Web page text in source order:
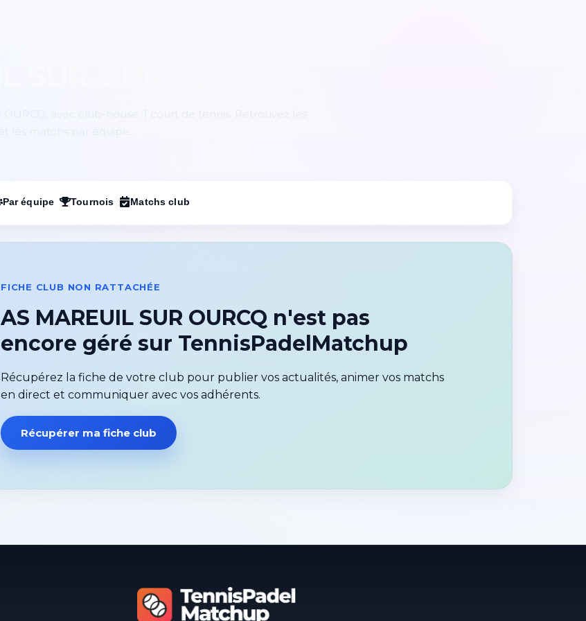
Par équipe Tournois Matchs club
FICHE CLUB NON RATTACHÉE
AS MAREUIL SUR OURCQ n'est pas
encore géré sur TennisPadelMatchup
Récupérez la fiche de votre club pour publier vos actualités, animer vos matchs
en direct et communiquer avec vos adhérents.
Récupérer ma fiche club